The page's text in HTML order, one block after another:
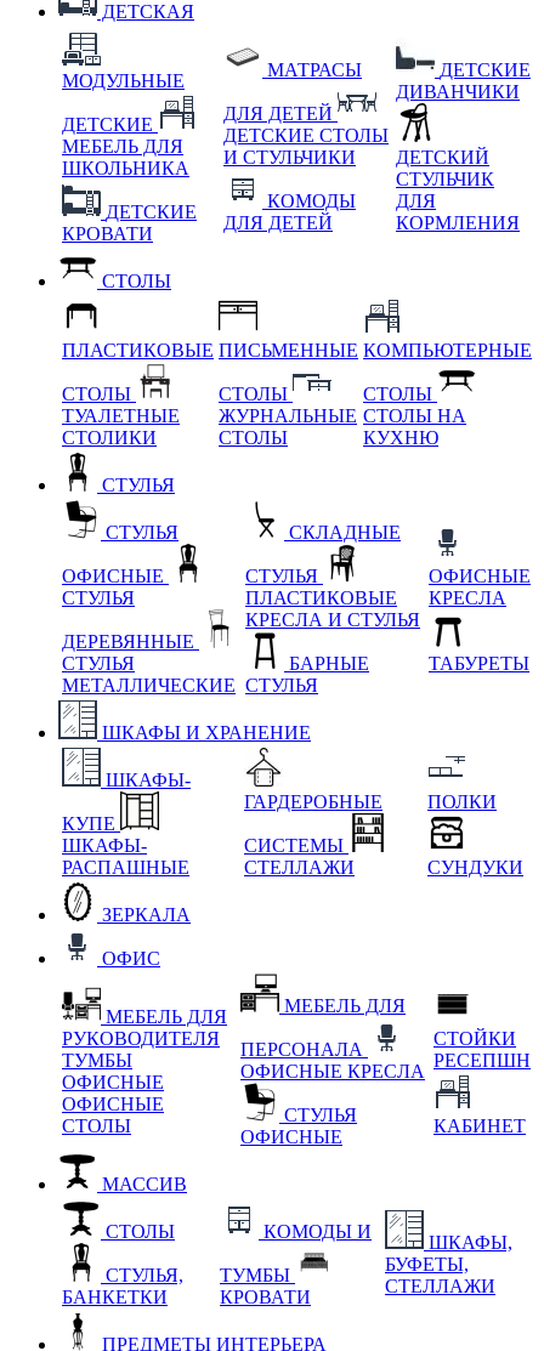
ДЕТСКАЯ
МОДУЛЬНЫЕ
ДЕТСКИЕ
МЕБЕЛЬ ДЛЯ
ШКОЛЬНИКА
ДЕТСКИЕ
КРОВАТИ
МАТРАСЫ
ДЛЯ ДЕТЕЙ
ДЕТСКИЕ СТОЛЫ
И СТУЛЬЧИКИ
КОМОДЫ
ДЛЯ ДЕТЕЙ
ДЕТСКИЕ
ДИВАНЧИКИ
ДЕТСКИЙ
СТУЛЬЧИК
ДЛЯ
КОРМЛЕНИЯ
СТОЛЫ
ПЛАСТИКОВЫЕ
СТОЛЫ
ТУАЛЕТНЫЕ
СТОЛИКИ
ПИСЬМЕННЫЕ
СТОЛЫ
ЖУРНАЛЬНЫЕ
СТОЛЫ
КОМПЬЮТЕРНЫЕ
СТОЛЫ
СТОЛЫ НА
КУХНЮ
СТУЛЬЯ
СТУЛЬЯ
ОФИСНЫЕ
СТУЛЬЯ
ДЕРЕВЯННЫЕ
СТУЛЬЯ
МЕТАЛЛИЧЕСКИЕ
СКЛАДНЫЕ
СТУЛЬЯ
ПЛАСТИКОВЫЕ
КРЕСЛА И СТУЛЬЯ
БАРНЫЕ
СТУЛЬЯ
ОФИСНЫЕ
КРЕСЛА
ТАБУРЕТЫ
ШКАФЫ И ХРАНЕНИЕ
ШКАФЫ-
КУПЕ
ШКАФЫ-
РАСПАШНЫЕ
ГАРДЕРОБНЫЕ
СИСТЕМЫ
СТЕЛЛАЖИ
ПОЛКИ
СУНДУКИ
ЗЕРКАЛА
ОФИС
МЕБЕЛЬ ДЛЯ
РУКОВОДИТЕЛЯ
ТУМБЫ
ОФИСНЫЕ
ОФИСНЫЕ
СТОЛЫ
МЕБЕЛЬ ДЛЯ
ПЕРСОНАЛА
ОФИСНЫЕ КРЕСЛА
СТУЛЬЯ
ОФИСНЫЕ
СТОЙКИ
РЕСЕПШН
КАБИНЕТ
МАССИВ
СТОЛЫ
СТУЛЬЯ,
БАНКЕТКИ
КОМОДЫ И
ТУМБЫ
КРОВАТИ
ШКАФЫ,
БУФЕТЫ,
СТЕЛЛАЖИ
ПРЕДМЕТЫ ИНТЕРЬЕРА